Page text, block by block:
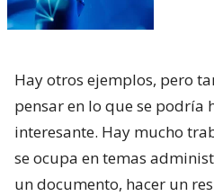
Hay otros ejemplos, pero
pensar en lo que se podría
interesante. Hay mucho
se ocupa en temas
un documento, hacer un